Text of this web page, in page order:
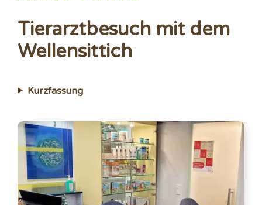
Tierarztbesuch mit dem
Wellensittich
Kurzfassung